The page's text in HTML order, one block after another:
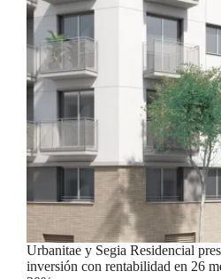
Urbanitae y Segia Residencial
inversión con rentabilidad en 26